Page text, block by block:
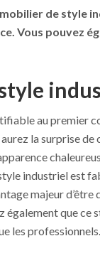
de style
Vous pouvez
au premier
la surprise
industriel est
majeur d’être
également que ce
les professionnels.